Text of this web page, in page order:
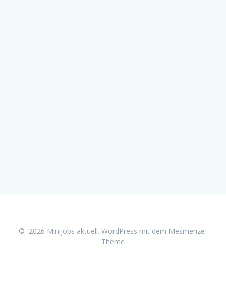
© 2026 Minijobs aktuell. WordPress mit dem Mesmerize-
Theme